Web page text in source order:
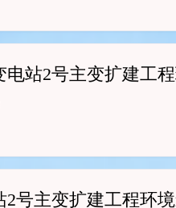
电站2号主变扩建工
号主变扩建工程环